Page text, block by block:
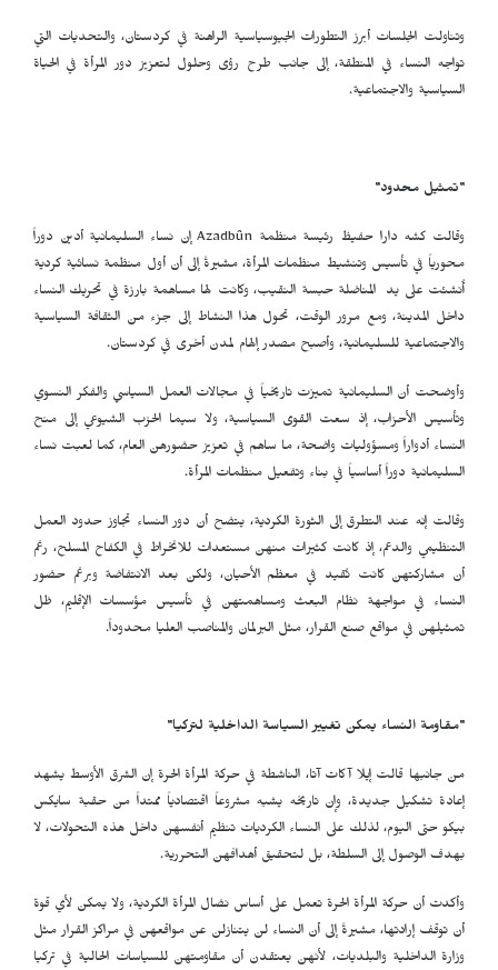
وتناولت الجلسات أبرز التطورات الجيوسياسية الراهنة في كردستان، والتحديات التي
تواجه النساء في المنطقة، إلى جانب طرح رؤى وحلول لتعزيز دور المرأة في الحياة
السياسية والاجتماعية.
"تمثيل محدود"
وقالت كشه دارا حفيظ رئيسة منظمة Azadbûnإن نساء السليمانية أدين دوراً
محورياً في تأسيس وتنشيط منظمات المرأة، مشيرةً إلى أن أول منظمة نسائية كردية
أُنشئت على يد المناضلة حبسة النقيب، وكانت لها مساهمة بارزة في تحريك النساء
داخل المدينة، ومع مرور الوقت، تحول هذا النشاط إلى جزء من الثقافة السياسية
والاجتماعية للسليمانية، وأصبح مصدر إلهام لمدن أخرى في كردستان.
وأوضحت أن السليمانية تميزت تاريخياً في مجالات العمل السياسي والفكر النسوي
وتأسيس الأحزاب، إذ سعت القوى السياسية، ولا سيما الحزب الشيوعي إلى منح
النساء أدواراً ومسؤوليات واضحة، ما ساهم في تعزيز حضورهن العام، كما لعبت نساء
السليمانية دوراً أساسياً في بناء وتفعيل منظمات المرأة.
وقالت إنه عند التطرق إلى الثورة الكردية، يتضح أن دور النساء تجاوز حدود العمل
التنظيمي والدعم، إذ كانت كثيرات منهن مستعدات للانخراط في الكفاح المسلح، رغم
أن مشاركتهن كانت تُقيد في معظم الأحيان، ولكن بعد الانتفاضة وبرغم حضور
النساء في مواجهة نظام البعث ومساهمتهن في تأسيس مؤسسات الإقليم، ظل
تمثيلهن في مواقع صنع القرار، مثل البرلمان والمناصب العليا محدوداً.
"مقاومة النساء يمكن تغيير السياسة الداخلية لتركيا"
من جانبها قالت إيلا آكات آتا، الناشطة في حركة المرأة الحرة إن الشرق الأوسط يشهد
إعادة تشكيل جديدة، وإن تاريخه يشبه مشروعاً اقتصادياً ممتداً من حقبة سايكس
بيكو حتى اليوم، لذلك على النساء الكرديات تنظيم أنفسهن داخل هذه التحولات، لا
بهدف الوصول إلى السلطة، بل لتحقيق أهدافهن التحررية.
وأكدت أن حركة المرأة الحرة تعمل على أساس نضال المرأة الكردية، ولا يمكن لأي قوة
أن توقف إرادتها، مشيرةً إلى أن النساء لن يتنازلن عن مواقعهن في مراكز القرار مثل
وزارة الداخلية والبلديات، لأنهن يعتقدن أن مقاومتهن للسياسات الحالية في تركيا